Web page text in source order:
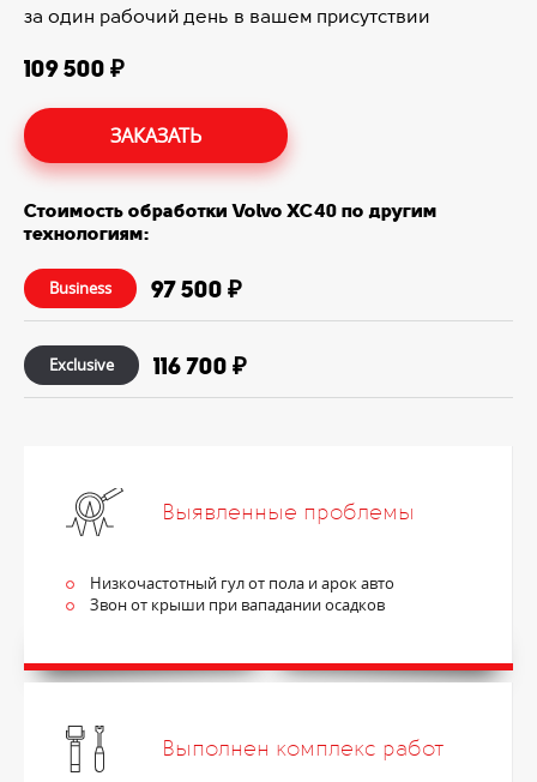
за один рабочий день в вашем присутствии
109 500 ₽
ЗАКАЗАТЬ
Стоимость обработки Volvo XC40 по другим
технологиям:
Business 97 500 ₽
Exclusive 116 700 ₽
Выявленные проблемы
Низкочастотный гул от пола и арок авто
Звон от крыши при вападании осадков
Выполнен комплекс работ